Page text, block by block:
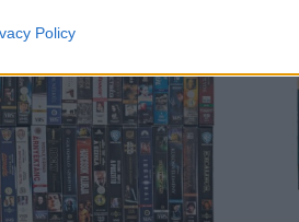
Policy